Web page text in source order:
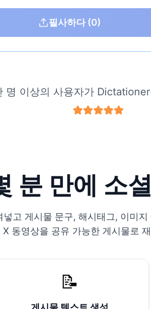
필사하다(0)
명 이상의 사용자가
만에 소
고 게시물 문구, 해시태그, 이미지
X 동영상을 공유 가능한 게시물로
📝